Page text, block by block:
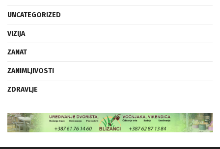
UNCATEGORIZED
VIZIJA
ZANAT
ZANIMLJIVOSTI
ZDRAVLJE